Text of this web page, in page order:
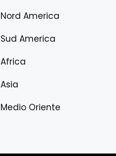
Nord America
Sud America
Africa
Asia
Medio Oriente